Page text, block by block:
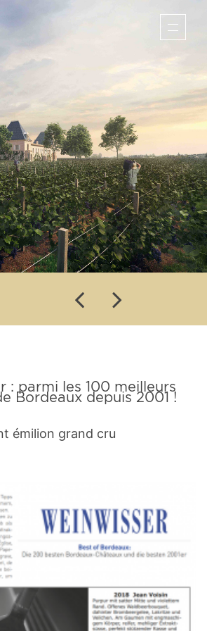
: parmi les 100 meilleurs
Bordeaux depuis 2001 !